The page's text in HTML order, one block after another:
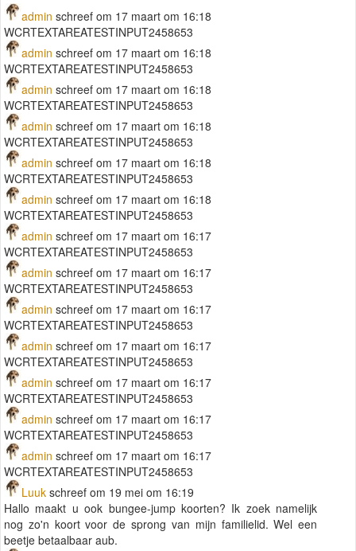
admin schreef om 17 maart om 16:18
WCRTEXTAREATESTINPUT2458653
admin schreef om 17 maart om 16:18
WCRTEXTAREATESTINPUT2458653
admin schreef om 17 maart om 16:18
WCRTEXTAREATESTINPUT2458653
admin schreef om 17 maart om 16:18
WCRTEXTAREATESTINPUT2458653
admin schreef om 17 maart om 16:18
WCRTEXTAREATESTINPUT2458653
admin schreef om 17 maart om 16:18
WCRTEXTAREATESTINPUT2458653
admin schreef om 17 maart om 16:17
WCRTEXTAREATESTINPUT2458653
admin schreef om 17 maart om 16:17
WCRTEXTAREATESTINPUT2458653
admin schreef om 17 maart om 16:17
WCRTEXTAREATESTINPUT2458653
admin schreef om 17 maart om 16:17
WCRTEXTAREATESTINPUT2458653
admin schreef om 17 maart om 16:17
WCRTEXTAREATESTINPUT2458653
admin schreef om 17 maart om 16:17
WCRTEXTAREATESTINPUT2458653
admin schreef om 17 maart om 16:17
WCRTEXTAREATESTINPUT2458653
Luuk schreef om 19 mei om 16:19
Hallo maakt u ook bungee-jump koorten? Ik zoek namelijk
nog zo'n koort voor de sprong van mijn familielid. Wel een
beetje betaalbaar aub.